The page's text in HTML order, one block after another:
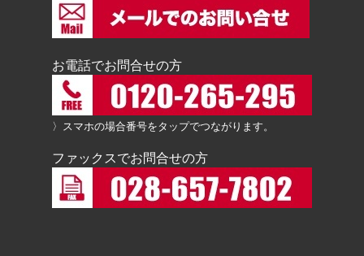
お電話でお問合せの方
〉スマホの場合番号をタップでつながります。
ファックスでお問合せの方